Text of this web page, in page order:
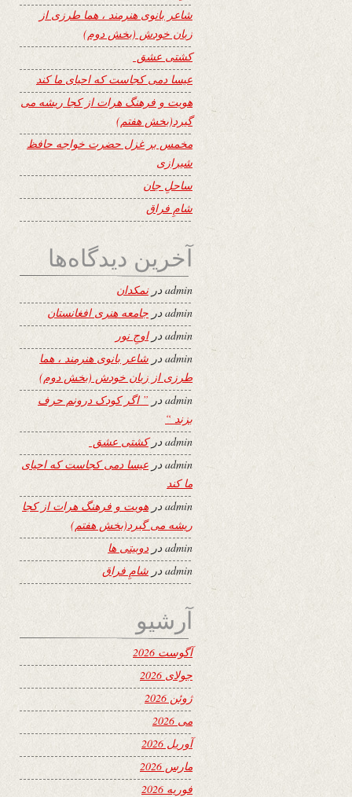
شاعر بانوی هنرمند ، هما طرزی از
زبان خودش (بخش دوم)
کشتی عشق
عیسا دمی کجاست که احیای ما کند
هویت و فرهنگ هرات از کجا ریشه می
گیرد(بخش هفتم)
مخمس بر غزل حضرت خواجه حافظ
شیرازی
ساحلِ جان
شامِ فراق
آخرین دیدگاه‌ها
adminدرنمکدان
adminدر جامعه هنری افغانستان
adminدراوجِ نور
adminدر شاعر بانوی هنرمند ، هما
طرزی از زبان خودش (بخش دوم)
adminدر ” اگر کودک درونم حرف
بزند “
adminدرکشتی عشق
adminدر عیسا دمی کجاست که احیای
ما کند
adminدر هویت و فرهنگ هرات از کجا
ریشه می گیرد(بخش هفتم)
adminدردوبیتی ها
admin در شامِ فراق
آرشیو
آگوست 2026
جولای 2026
ژوئن 2026
می 2026
آوریل 2026
مارس 2026
فوریه 2026